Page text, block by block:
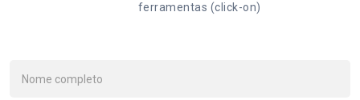
ferramentas (click-on)